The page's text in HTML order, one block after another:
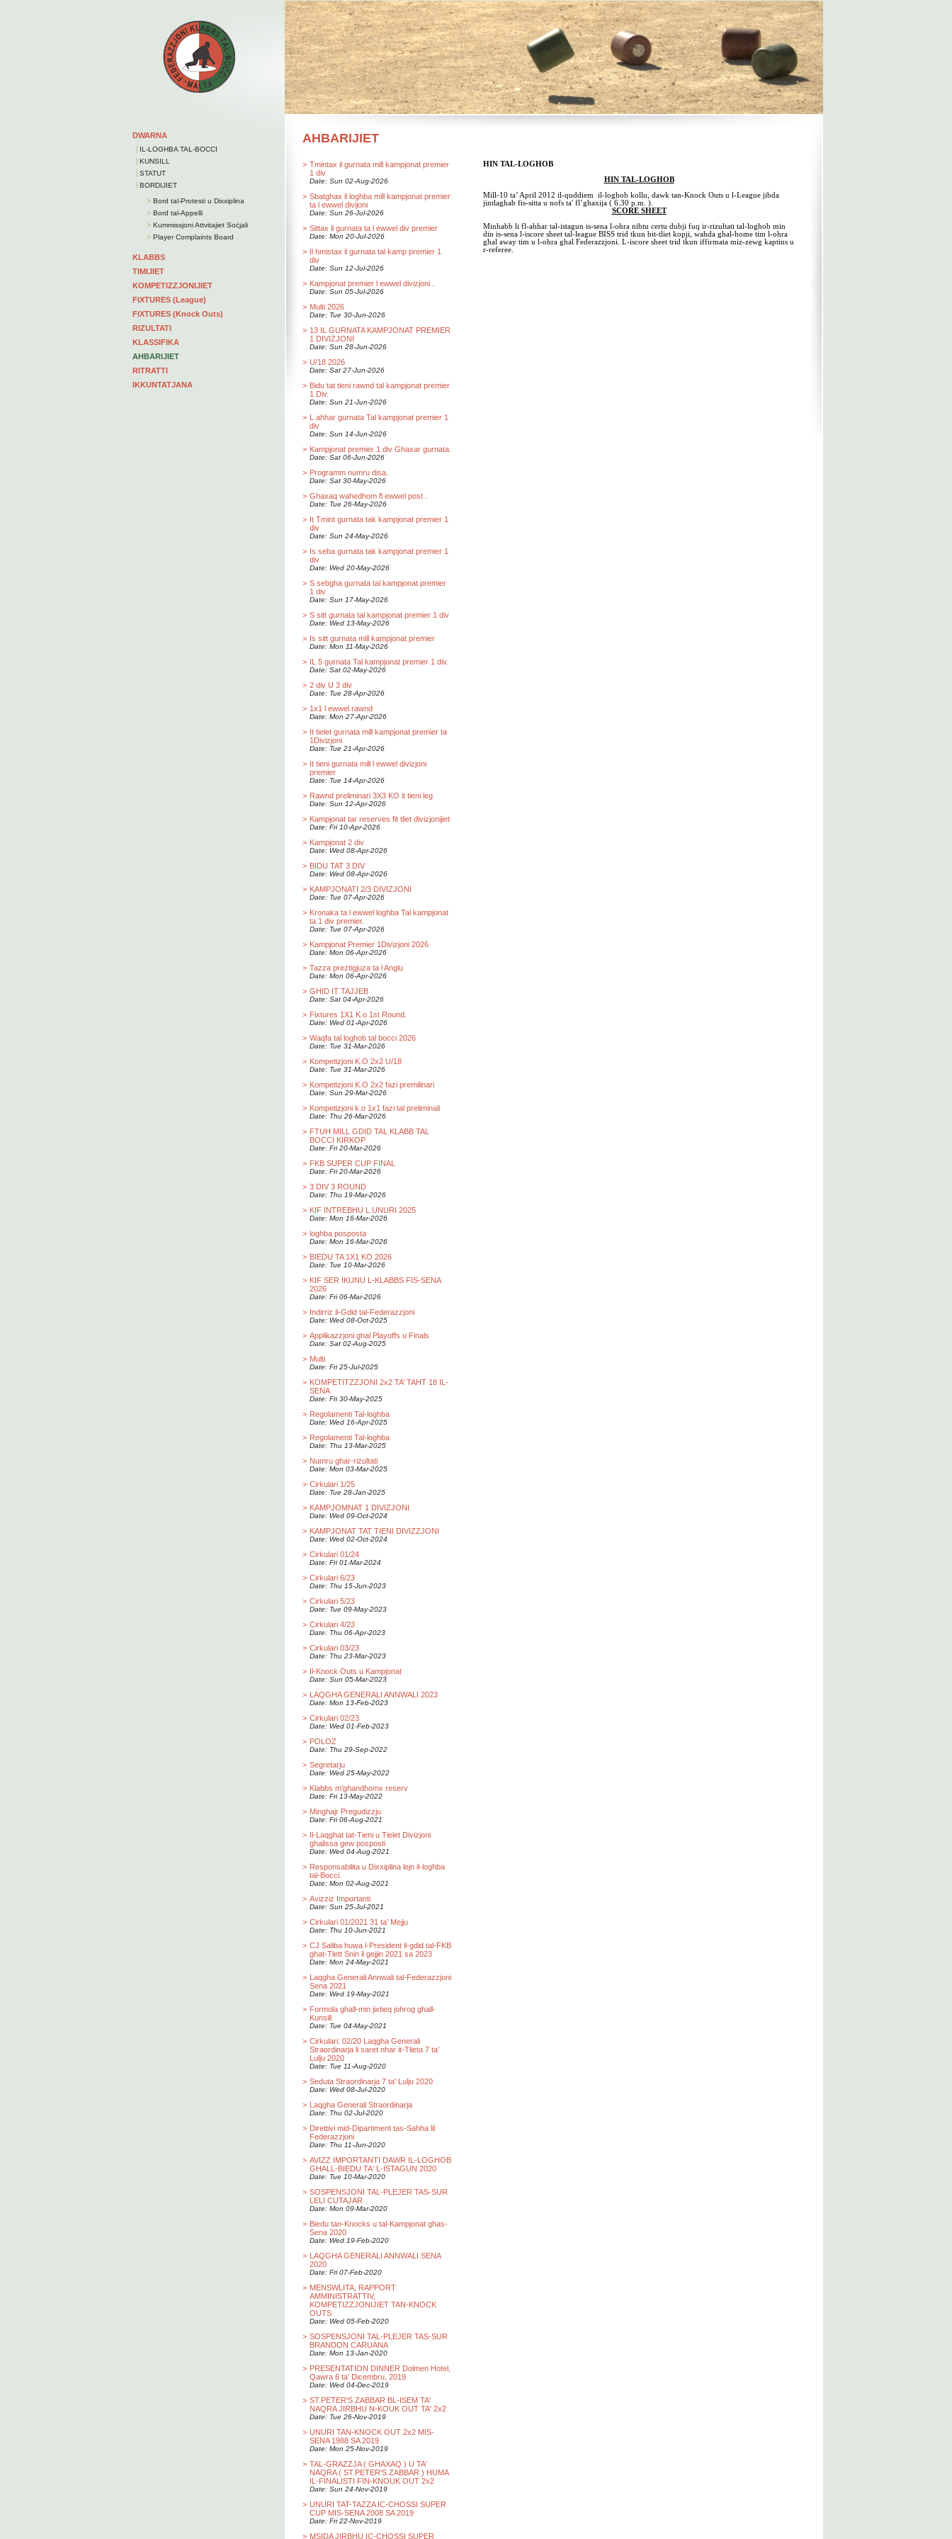
DWARNA
| IL-LOGHBA TAL-BOCCI
| KUNSILL
| STATUT
| BORDIJIET
> Bord tal-Protesti u Dixxiplina
> Bord tal-Appelli
> Kummissjoni Attvitajiet Soċjali
> Player Complaints Board
KLABBS
TIMIJIET
KOMPETIZZJONIJIET
FIXTURES (League)
FIXTURES (Knock Outs)
RIZULTATI
KLASSIFIKA
AHBARIJIET
RITRATTI
IKKUNTATJANA
AHBARIJIET
> Tmintax il gurnata mill kampjonat premier
1 div
Date: Sun 02-Aug-2026
> Sbatghax il loghba mill kampjonat premier
ta l ewwel divijoni
Date: Sun 26-Jul-2026
> Sittax il gurnata ta l ewwel div premier
Date: Mon 20-Jul-2026
> Il hmistax il gurnata tal kamp premier 1
div
Date: Sun 12-Jul-2026
> Kampjonat premier l ewwel divizjoni .
Date: Sun 05-Jul-2026
> Multi 2026
Date: Tue 30-Jun-2026
> 13 IL GURNATA KAMPJONAT PREMIER
1 DIVIZJONI
Date: Sun 28-Jun-2026
> U/18 2026
Date: Sat 27-Jun-2026
> Bidu tat tieni rawnd tal kampjonat premier
1 Div.
Date: Sun 21-Jun-2026
> L ahhar gurnata Tal kampjonat premier 1
div
Date: Sun 14-Jun-2026
> Kampjonat premier 1 div Ghaxar gurnata.
Date: Sat 06-Jun-2026
> Programm numru disa.
Date: Sat 30-May-2026
> Ghaxaq wahedhom fl ewwel post .
Date: Tue 26-May-2026
> It Tmint gurnata tak kampjonat premier 1
div
Date: Sun 24-May-2026
> Is seba gurnata tak kampjonat premier 1
div
Date: Wed 20-May-2026
> S sebgha gurnata tal kampjonat premier
1 div
Date: Sun 17-May-2026
> S sitt gurnata tal kampjonat premier 1 div
Date: Wed 13-May-2026
> Is sitt gurnata mill kampjonat premier
Date: Mon 11-May-2026
> IL 5 gurnata Tal kampjonat premier 1 div.
Date: Sat 02-May-2026
> 2 div U 3 div
Date: Tue 28-Apr-2026
> 1x1 l ewwel rawnd
Date: Mon 27-Apr-2026
> It tielet gurnata mill kampjonat premier ta
1Divizjoni
Date: Tue 21-Apr-2026
> It tieni gurnata mill l ewwel divizjoni
premier
Date: Tue 14-Apr-2026
> Rawnd preliminari 3X3 KO it tieni leg
Date: Sun 12-Apr-2026
> Kampjonat tar reserves fit tliet divizjonijiet
Date: Fri 10-Apr-2026
> Kampjonat 2 div
Date: Wed 08-Apr-2026
> BIDU TAT 3 DIV
Date: Wed 08-Apr-2026
> KAMPJONATI 2/3 DIVIZJONI
Date: Tue 07-Apr-2026
> Kronaka ta l ewwel loghba Tal kampjonat
ta 1 div premier.
Date: Tue 07-Apr-2026
> Kampjonat Premier 1Divizjoni 2026
Date: Mon 06-Apr-2026
> Tazza preztigjuza ta l Anglu
Date: Mon 06-Apr-2026
> GHID IT TAJJEB
Date: Sat 04-Apr-2026
> Fixtures 1X1 K.o 1st Round.
Date: Wed 01-Apr-2026
> Waqfa tal loghob tal bocci 2026
Date: Tue 31-Mar-2026
> Kompetizjoni K.O 2x2 U/18
Date: Tue 31-Mar-2026
> Kompetizjoni K.O 2x2 fazi premilinari
Date: Sun 29-Mar-2026
> Kompetizjoni k.o 1x1 fazi tal preliminali
Date: Thu 26-Mar-2026
> FTUH MILL GDID TAL KLABB TAL
BOCCI KIRKOP
Date: Fri 20-Mar-2026
> FKB SUPER CUP FINAL
Date: Fri 20-Mar-2026
> 3 DIV 3 ROUND
Date: Thu 19-Mar-2026
> KIF INTREBHU L UNURI 2025
Date: Mon 16-Mar-2026
> loghba posposta
Date: Mon 16-Mar-2026
> BIEDU TA 1X1 KO 2026
Date: Tue 10-Mar-2026
> KIF SER IKUNU L-KLABBS FIS-SENA
2026
Date: Fri 06-Mar-2026
> Indirriz il-Gdid tal-Federazzjoni
Date: Wed 08-Oct-2025
> Applikazzjoni ghal Playoffs u Finals
Date: Sat 02-Aug-2025
> Multi
Date: Fri 25-Jul-2025
> KOMPETITZZJONI 2x2 TA’ TAHT 18 IL-
SENA
Date: Fri 30-May-2025
> Regolamenti Tal-loghba
Date: Wed 16-Apr-2025
> Regolamenti Tal-loghba
Date: Thu 13-Mar-2025
> Numru ghar-rizultati
Date: Mon 03-Mar-2025
> Cirkulari 1/25
Date: Tue 28-Jan-2025
> KAMPJOMNAT 1 DIVIZJONI
Date: Wed 09-Oct-2024
> KAMPJONAT TAT TIENI DIVIZZJONI
Date: Wed 02-Oct-2024
> Cirkulari 01/24
Date: Fri 01-Mar-2024
> Cirkulari 6/23
Date: Thu 15-Jun-2023
> Cirkulari 5/23
Date: Tue 09-May-2023
> Cirkulari 4/23
Date: Thu 06-Apr-2023
> Cirkulari 03/23
Date: Thu 23-Mar-2023
> Il-Knock Outs u Kampjonat
Date: Sun 05-Mar-2023
> LAQGHA GENERALI ANNWALI 2023
Date: Mon 13-Feb-2023
> Cirkulari 02/23
Date: Wed 01-Feb-2023
> POLOZ
Date: Thu 29-Sep-2022
> Segretarju
Date: Wed 25-May-2022
> Klabbs m'ghandhomx reserv
Date: Fri 13-May-2022
> Minghajr Pregudizzju
Date: Fri 06-Aug-2021
> Il-Laqghat tat-Tieni u Tielet Divizjoni
ghalissa gew posposti
Date: Wed 04-Aug-2021
> Responsabilita u Dixxiplina lejn il-loghba
tal-Bocci.
Date: Mon 02-Aug-2021
> Avizziz Importanti
Date: Sun 25-Jul-2021
> Cirkulari 01/2021 31 ta’ Mejju
Date: Thu 10-Jun-2021
> CJ Saliba huwa l-President il-gdid tal-FKB
ghat-Tlett Snin li gejjin 2021 sa 2023
Date: Mon 24-May-2021
> Laqgha Generali Annwali tal-Federazzjoni
Sena 2021
Date: Wed 19-May-2021
> Formola ghall-min jixtieq johrog ghall-
Kunsill
Date: Tue 04-May-2021
> Cirkulari: 02/20 Laqgha Generali
Straordinarja li saret nhar it-Tlieta 7 ta’
Lulju 2020
Date: Tue 11-Aug-2020
> Seduta Straordinarja 7 ta' Lulju 2020
Date: Wed 08-Jul-2020
> Laqgha Generali Straordinarja
Date: Thu 02-Jul-2020
> Direttivi mid-Dipartiment tas-Sahha lil
Federazzjoni
Date: Thu 11-Jun-2020
> AVIZZ IMPORTANTI DAWR IL-LOGHOB
GHALL-BIEDU TA' L-ISTAGUN 2020
Date: Tue 10-Mar-2020
> SOSPENSJONI TAL-PLEJER TAS-SUR
LELI CUTAJAR
Date: Mon 09-Mar-2020
> Biedu tan-Knocks u tal-Kampjonat ghas-
Sena 2020
Date: Wed 19-Feb-2020
> LAQGHA GENERALI ANNWALI SENA
2020
Date: Fri 07-Feb-2020
> MENSWLITA, RAPPORT
AMMINISTRATTIV,
KOMPETIZZJONIJIET TAN-KNOCK
OUTS
Date: Wed 05-Feb-2020
> SOSPENSJONI TAL-PLEJER TAS-SUR
BRANDON CARUANA
Date: Mon 13-Jan-2020
> PRESENTATION DINNER Dolmen Hotel,
Qawra 6 ta' Dicembru, 2019
Date: Wed 04-Dec-2019
> ST.PETER'S ZABBAR BL-ISEM TA'
NAQRA JIRBHU N-KOUK OUT TA' 2x2
Date: Tue 26-Nov-2019
> UNURI TAN-KNOCK OUT 2x2 MIS-
SENA 1988 SA 2019
Date: Mon 25-Nov-2019
> TAL-GRAZZJA ( GHAXAQ ) U TA'
NAQRA ( ST.PETER'S ZABBAR ) HUMA
IL-FINALISTI FIN-KNOUK OUT 2x2
Date: Sun 24-Nov-2019
> UNURI TAT-TAZZA IC-CHOSSI SUPER
CUP MIS-SENA 2008 SA 2019
Date: Fri 22-Nov-2019
> MSIDA JIRBHU IC-CHOSSI SUPER
HIN TAL-LOGHOB
HIN TAL-LOGHOB
Mill-10 ta’ April 2012 il-quddiem il-loghob kollu, dawk tan-Knock Outs u l-League jibda
jintlaghab fis-sitta u nofs ta' fl’ghaxija ( 6.30 p.m. ).
SCORE SHEET
Minhabb li fl-ahhar tal-istagun is-sena l-ohra nibtu certu dubji fuq ir-rizultati tal-loghob min
din is-sena l-iscore sheet tal-league BISS trid tkun bit-tliet kopji, wahda ghal-home tim l-ohra
ghal away tim u l-ohra ghal Federazzjoni. L-iscore sheet trid tkun iffirmata miz-zewg kaptins u
r-referee.